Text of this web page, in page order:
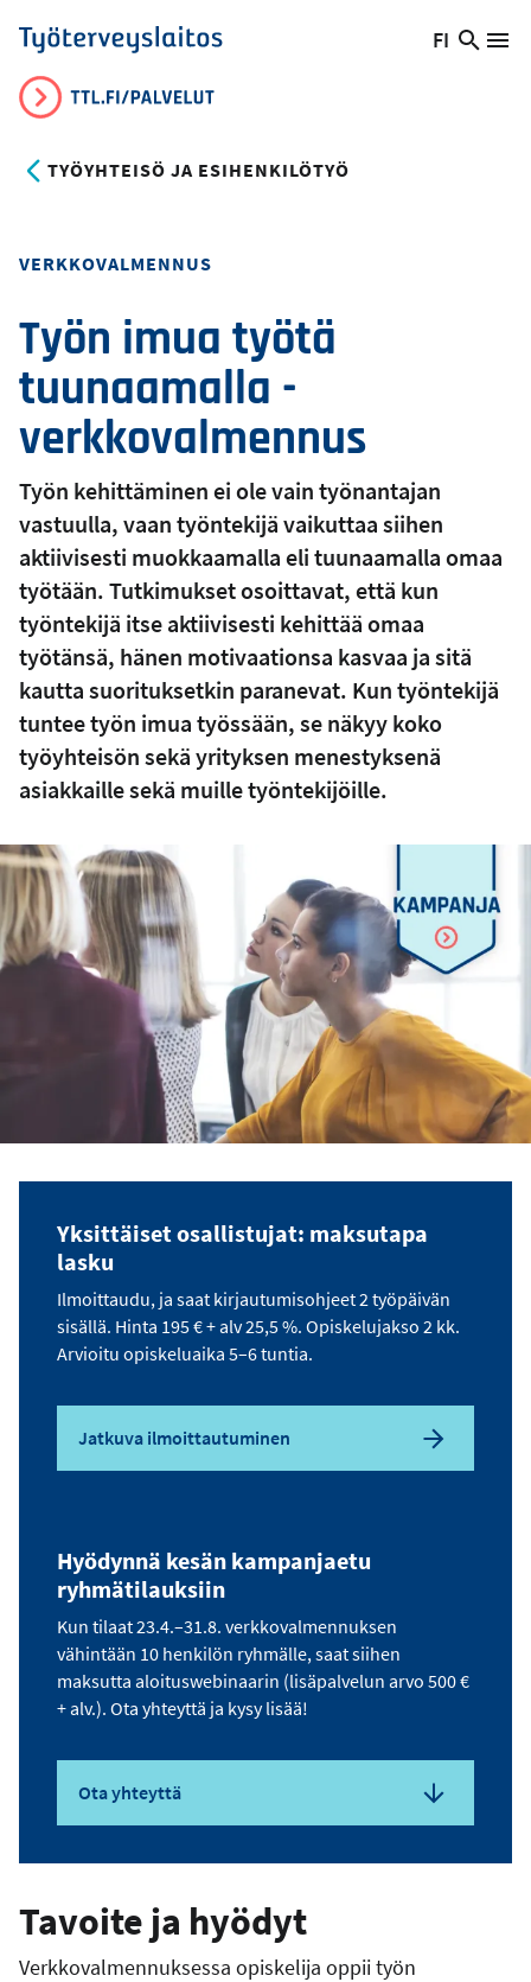
Hyppää
pääsisältöön
Työterveyslaitos
Vaihda
FI
Hae
TYÖYHTEISÖ JA ESIHENKILÖTYÖ
Toteutustapa
VERKKOVALMENNUS
Työn imua työtä
tuunaamalla -
verkkovalmennus
Työn kehittäminen ei ole vain työnantajan
vastuulla, vaan työntekijä vaikuttaa siihen
aktiivisesti muokkaamalla eli tuunaamalla omaa
työtään. Tutkimukset osoittavat, että kun
työntekijä itse aktiivisesti kehittää omaa
työtänsä, hänen motivaationsa kasvaa ja sitä
kautta suorituksetkin paranevat. Kun työntekijä
tuntee työn imua työssään, se näkyy koko
työyhteisön sekä yrityksen menestyksenä
asiakkaille sekä muille työntekijöille.
Yksittäiset osallistujat: maksutapa
lasku
Ilmoittaudu, ja saat kirjautumisohjeet 2 työpäivän
sisällä. Hinta 195 € + alv 25,5 %. Opiskelujakso 2 kk.
Arvioitu opiskeluaika 5–6 tuntia.
Jatkuva ilmoittautuminen
Hyödynnä kesän kampanjaetu
ryhmätilauksiin
Kun tilaat 23.4.–31.8. verkkovalmennuksen
vähintään 10 henkilön ryhmälle, saat siihen
maksutta aloituswebinaarin (lisäpalvelun arvo 500 €
+ alv.). Ota yhteyttä ja kysy lisää!
Ota yhteyttä
Tavoite ja hyödyt
Verkkovalmennuksessa opiskelija oppii työn